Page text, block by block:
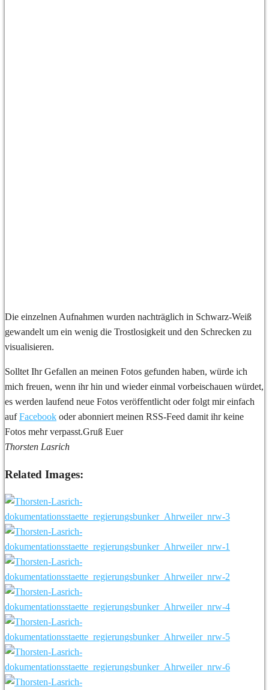
Die einzelnen Aufnahmen wurden nachträglich in Schwarz-Weiß
gewandelt um ein wenig die Trostlosigkeit und den Schrecken zu
visualisieren.
Solltet Ihr Gefallen an meinen Fotos gefunden haben, würde ich
mich freuen, wenn ihr hin und wieder einmal vorbeischauen würdet,
es werden laufend neue Fotos veröffentlicht oder folgt mir einfach
aufFacebook oder abonniert meinen RSS-Feed damit ihr keine
Fotos mehr verpasst.Gruß Euer
Thorsten Lasrich
Related Images: